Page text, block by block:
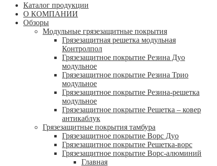
Каталог продукции
О КОМПАНИИ
Обзоры
Модульные грязезащитные покрытия
Грязезащитная решетка модульная
Контролпол
Грязезащитное покрытие Резина Дуо
модульное
Грязезащитное покрытие Резина Трио
модульное
Грязезащитное покрытие Резина-решетка
модульное
Грязезащитное покрытие Решетка – ковер
антикаблук
Грязезащитные покрытия тамбура
Грязезащитное покрытие Ворс Дуо
Грязезащитное покрытие Решетка-ворс
Грязезащитное покрытие Ворс-алюминий
Главная